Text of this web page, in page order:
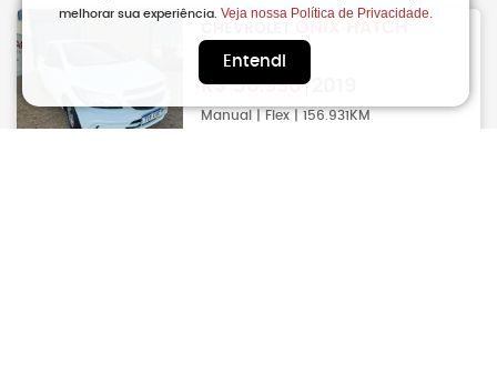
1.0 4P Flex JOY
R$50.990
Manual | Flex | 156.931KM
melhorar sua experiência.Veja nossa Política de Privacidade.
Entendi